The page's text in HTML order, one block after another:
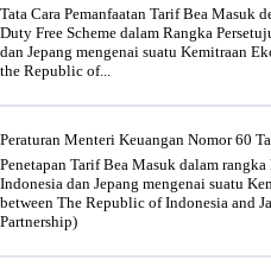
Tata Cara Pemanfaatan Tarif Bea Masuk
Duty Free Scheme dalam Rangka
dan Jepang mengenai suatu Kemitraan
the Republic of...
Peraturan Menteri Keuangan Nomor 60
Penetapan Tarif Bea Masuk dalam
Indonesia dan Jepang mengenai suatu
between The Republic of Indonesia and
Partnership)